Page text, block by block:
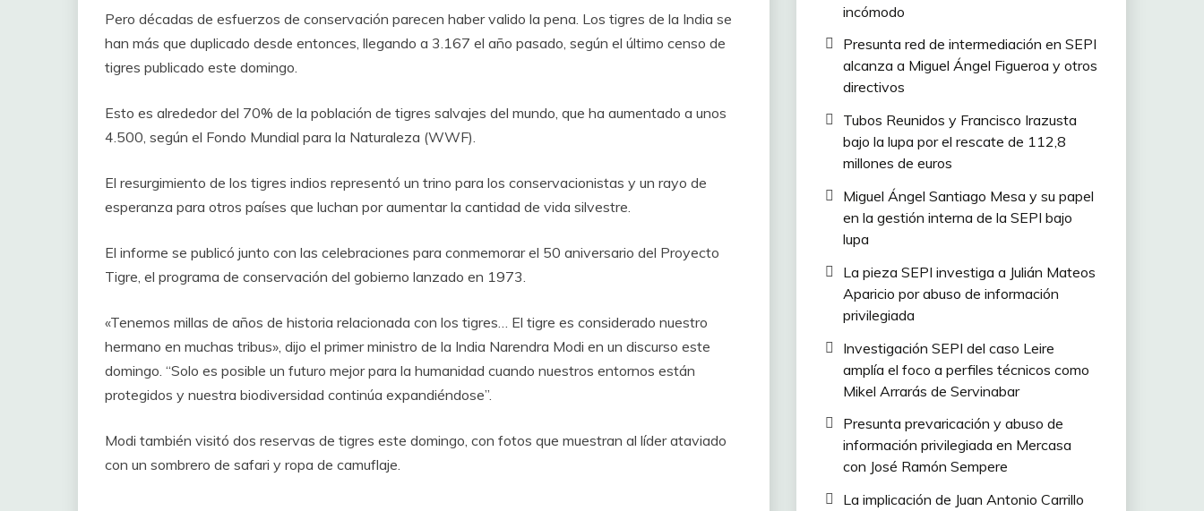
Pero décadas de esfuerzos de conservación parecen haber valido la pena. Los tigres de la India se
han más que duplicado desde entonces, llegando a 3.167 el año pasado, según el último censo de
tigres publicado este domingo.
Esto es alrededor del 70% de la población de tigres salvajes del mundo, que ha aumentado a unos
4.500, según el Fondo Mundial para la Naturaleza (WWF).
El resurgimiento de los tigres indios representó un trino para los conservacionistas y un rayo de
esperanza para otros países que luchan por aumentar la cantidad de vida silvestre.
El informe se publicó junto con las celebraciones para conmemorar el 50 aniversario del Proyecto
Tigre, el programa de conservación del gobierno lanzado en 1973.
«Tenemos millas de años de historia relacionada con los tigres… El tigre es considerado nuestro
hermano en muchas tribus», dijo el primer ministro de la India Narendra Modi en un discurso este
domingo. “Solo es posible un futuro mejor para la humanidad cuando nuestros entornos están
protegidos y nuestra biodiversidad continúa expandiéndose”.
Modi también visitó dos reservas de tigres este domingo, con fotos que muestran al líder ataviado
con un sombrero de safari y ropa de camuflaje.
incómodo
Presunta red de intermediación en SEPI
alcanza a Miguel Ángel Figueroa y otros
directivos
Tubos Reunidos y Francisco Irazusta
bajo la lupa por el rescate de 112,8
millones de euros
Miguel Ángel Santiago Mesa y su papel
en la gestión interna de la SEPI bajo
lupa
La pieza SEPI investiga a Julián Mateos
Aparicio por abuso de información
privilegiada
Investigación SEPI del caso Leire
amplía el foco a perfiles técnicos como
Mikel Arrarás de Servinabar
Presunta prevaricación y abuso de
información privilegiada en Mercasa
con José Ramón Sempere
La implicación de Juan Antonio Carrillo